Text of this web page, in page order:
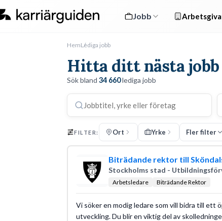
Jobb
HemLediga jobb
Hitta ditt nästa jobb
Sök bland 34 660lediga jobb
FILTER: Ort Yrke Fler filter
Biträdande rektor till
Stockholms stad -
Arbetsledare Biträdande Rektor
Vi söker en modig ledare som vill bidra till ett
utveckling. Du blir en viktig del av